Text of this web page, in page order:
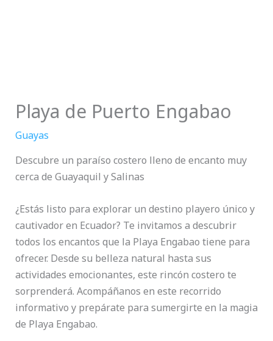
Playa de Puerto Engabao
Guayas
Descubre un paraíso costero lleno de encanto muy
cerca de Guayaquil y Salinas
¿Estás listo para explorar un destino playero único y
cautivador en Ecuador? Te invitamos a descubrir
todos los encantos que la Playa Engabao tiene para
ofrecer. Desde su belleza natural hasta sus
actividades emocionantes, este rincón costero te
sorprenderá. Acompáñanos en este recorrido
informativo y prepárate para sumergirte en la magia
de Playa Engabao.